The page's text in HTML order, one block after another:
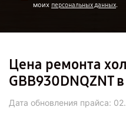
моих персональных данных.
Цена ремонта
GBB930DNQZNT
Дата обновления прайса: